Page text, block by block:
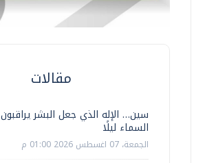
مقالات
سين… الإله الذي جعل البشر يراقبون
السماء ليلًا
الجمعة، 07 اغسطس 2026 01:00 م